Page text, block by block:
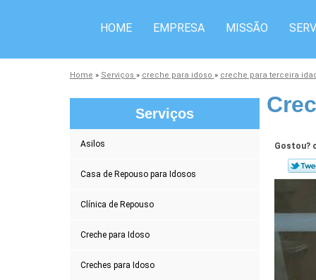
HOME EMPRESA MISSÃO
Home » Serviços » creche para idoso » creche para terceira
Serviços
Asilos
Casa de Repouso para Idosos
Clínica de Repouso
Creche para Idoso
Creches para Idoso
Gostou?